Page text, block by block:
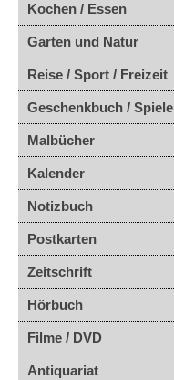
Kochen / Essen
Garten und Natur
Reise / Sport / Freizeit
Geschenkbuch / Spiele
Malbücher
Kalender
Notizbuch
Postkarten
Zeitschrift
Hörbuch
Filme / DVD
Antiquariat